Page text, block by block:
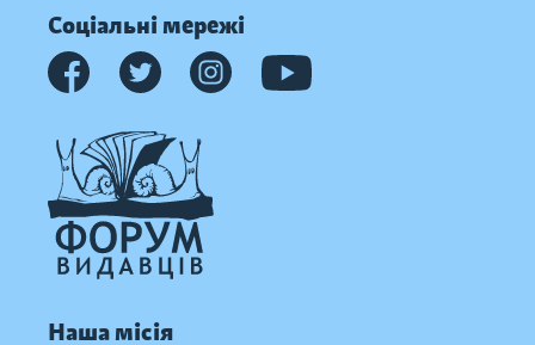
Соціальні мережі
Наша місія